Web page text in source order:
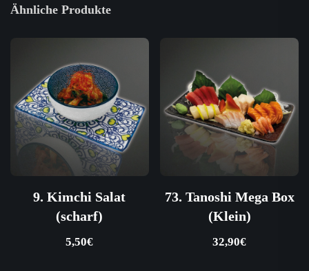
Ähnliche Produkte
9. Kimchi Salat
(scharf)
5,50€
73. Tanoshi Mega Box
(Klein)
32,90€